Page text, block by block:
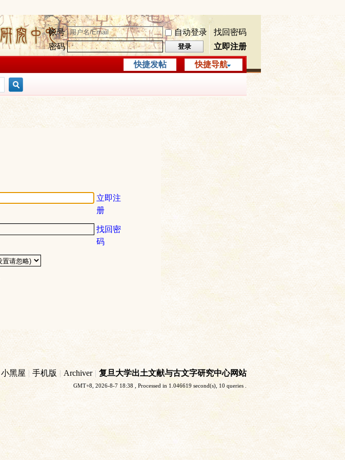
帐号 自动登录
找回密码
密码
登录 立即注册
快捷导航
快捷发帖
立即注
册
找回密
码
小黑屋 | 手机版 | Archiver | 复旦大学出土文献与古文字研究中心网站
GMT+8, 2026-8-7 18:38 , Processed in 1.046619 second(s), 10 queries .